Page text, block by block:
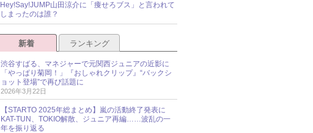
Hey!Say!JUMP山田涼介に「痩せろブス」と言われて
しまったのは誰？
新着 ランキング
渋谷すばる、マネジャーで元関西ジュニアの近影に
「やっぱり菊岡！」『おしゃれクリップ』“バックシ
ョット登場”で再び話題に
2026年3月22日
【STARTO 2025年総まとめ】嵐の活動終了発表に
KAT-TUN、TOKIO解散、ジュニア再編……波乱の一
年を振り返る